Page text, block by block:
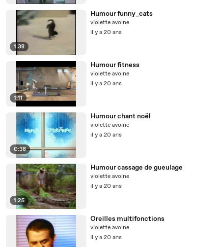
1:38
Humour funny_cats
violette avoine
il y a 20 ans
1:11
Humour fitness
violette avoine
il y a 20 ans
0:38
Humour chant noël
violette avoine
il y a 20 ans
1:25
Humour cassage de gueulage
violette avoine
il y a 20 ans
Oreilles multifonctions
violette avoine
il y a 20 ans